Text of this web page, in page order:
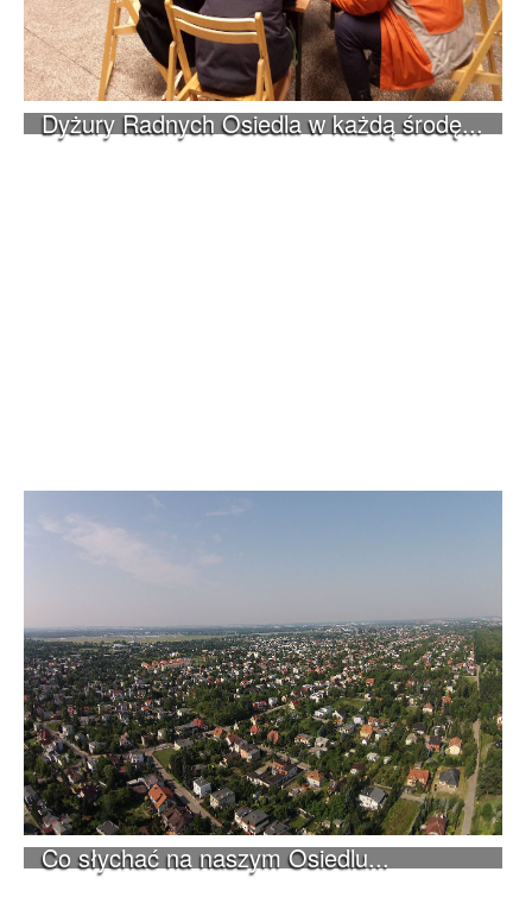
Dyżury Radnych Osiedla w każdą środę...
Co słychać na naszym Osiedlu...